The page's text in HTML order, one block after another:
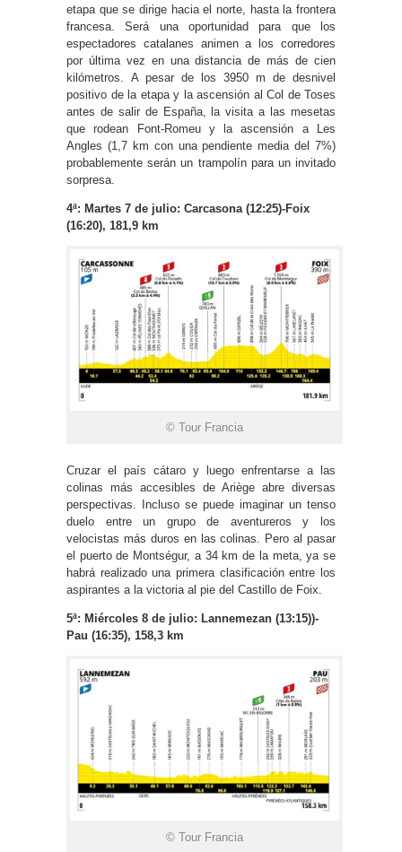
etapa que se dirige hacia el norte, hasta la frontera
francesa. Será una oportunidad para que los
espectadores catalanes animen a los corredores
por última vez en una distancia de más de cien
kilómetros. A pesar de los 3950 m de desnivel
positivo de la etapa y la ascensión al Col de Toses
antes de salir de España, la visita a las mesetas
que rodean Font-Romeu y la ascensión a Les
Angles (1,7 km con una pendiente media del 7%)
probablemente serán un trampolín para un invitado
sorpresa.
4ª: Martes 7 de julio: Carcasona (12:25)-Foix
(16:20), 181,9 km
© Tour Francia
Cruzar el país cátaro y luego enfrentarse a las
colinas más accesibles de Ariège abre diversas
perspectivas. Incluso se puede imaginar un tenso
duelo entre un grupo de aventureros y los
velocistas más duros en las colinas. Pero al pasar
el puerto de Montségur, a 34 km de la meta, ya se
habrá realizado una primera clasificación entre los
aspirantes a la victoria al pie del Castillo de Foix.
5ª: Miércoles 8 de julio: Lannemezan (13:15))-
Pau (16:35), 158,3 km
© Tour Francia